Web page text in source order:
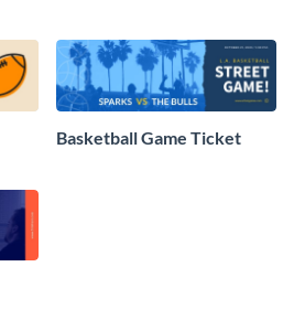
Basketball Game Ticket